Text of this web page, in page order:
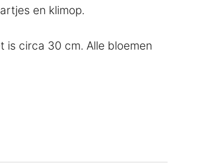
en klimop.
is circa 30 cm. Alle bloemen